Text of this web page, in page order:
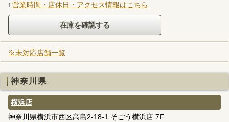
ℹ 営業時間・店休日・アクセス情報はこちら
※未対応店舗一覧
神奈川県
横浜店
神奈川県横浜市西区高島2-18-1 そごう横浜店 7F